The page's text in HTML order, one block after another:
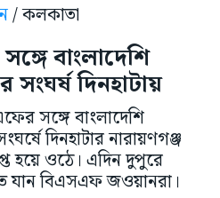
/ কলকাতা
বাংলাদেশি
সংঘর্ষ দিনহাটায়
সঙ্গে বাংলাদেশি
দিনহাটার নারায়ণগঞ্জ
হয়ে ওঠে। এদিন দুপুরে
যান বিএসএফ জওয়ানরা।